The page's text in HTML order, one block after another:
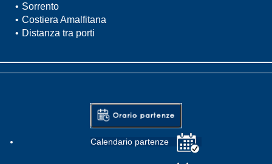
Sorrento
Costiera Amalfitana
Distanza tra porti
Calendario partenze